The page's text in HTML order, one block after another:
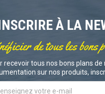
À LA
de tous les bons
recevoir tous nos bons plans
sur nos produits,